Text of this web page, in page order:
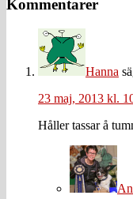
Kommentarer
Hanna
23 maj, 2013 kl.
Håller tassar å